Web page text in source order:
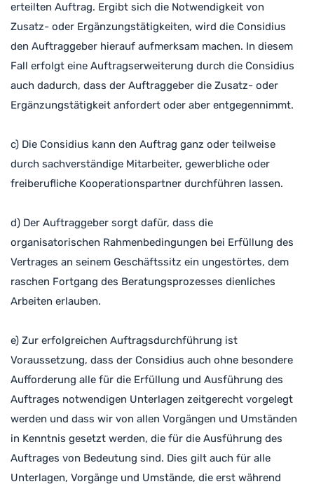
erteilten Auftrag. Ergibt sich die Notwendigkeit von
Zusatz- oder Ergänzungstätigkeiten, wird die Considius
den Auftraggeber hierauf aufmerksam machen. In diesem
Fall erfolgt eine Auftragserweiterung durch die Considius
auch dadurch, dass der Auftraggeber die Zusatz- oder
Ergänzungstätigkeit anfordert oder aber entgegennimmt.
c) Die Considius kann den Auftrag ganz oder teilweise
durch sachverständige Mitarbeiter, gewerbliche oder
freiberufliche Kooperationspartner durchführen lassen.
d) Der Auftraggeber sorgt dafür, dass die
organisatorischen Rahmenbedingungen bei Erfüllung des
Vertrages an seinem Geschäftssitz ein ungestörtes, dem
raschen Fortgang des Beratungsprozesses dienliches
Arbeiten erlauben.
e) Zur erfolgreichen Auftragsdurchführung ist
Voraussetzung, dass der Considius auch ohne besondere
Aufforderung alle für die Erfüllung und Ausführung des
Auftrages notwendigen Unterlagen zeitgerecht vorgelegt
werden und dass wir von allen Vorgängen und Umständen
in Kenntnis gesetzt werden, die für die Ausführung des
Auftrages von Bedeutung sind. Dies gilt auch für alle
Unterlagen, Vorgänge und Umstände, die erst während